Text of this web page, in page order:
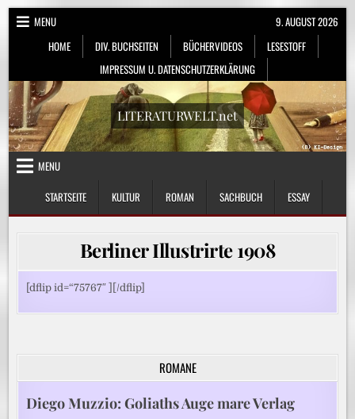
Skip
MENU
HOME
DIV. BUCHSEITEN BÜCHERVIDEOS
LESESTOFF
IMPRESSUM U. DATENSCHUTZERKLÄRUNG
9. AUGUST 2026
LITERATURWELT.net
MENU
STARTSEITE
KULTUR ROMAN SACHBUCH ESSAY
Berliner Illustrirte 1908
[dflip id=“75767″ ][/dflip]
ROMANE
Diego Muzzio: Goliaths Auge mare Verlag